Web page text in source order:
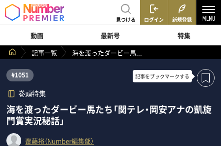
見つける ログイン 新規登録
動画 最新号
特集
記事一覧
海を渡ったダービー馬...
#1051
巻頭特集
記事をブックマークする
海を渡ったダービー馬たち「関テレ・岡安アナの凱旋
門賞実況秘話」
齋藤裕（Number編集部）